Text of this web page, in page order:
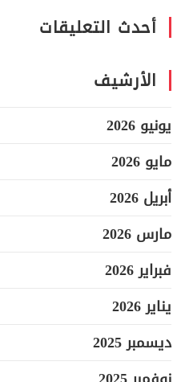
أحدث التعليقات
الأرشيف
يونيو 2026
مايو 2026
أبريل 2026
مارس 2026
فبراير 2026
يناير 2026
ديسمبر 2025